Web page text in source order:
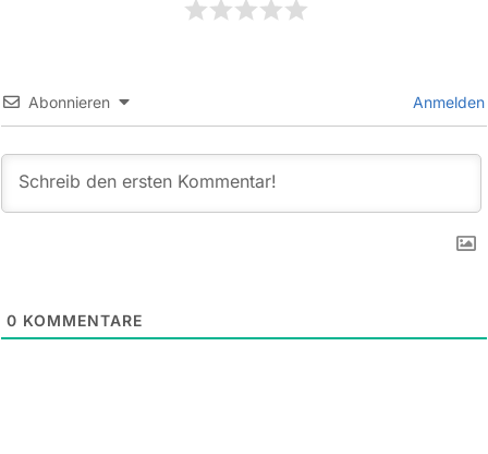
Abonnieren Anmelden
0 KOMMENTARE